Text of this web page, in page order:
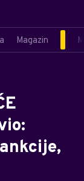
Magazin